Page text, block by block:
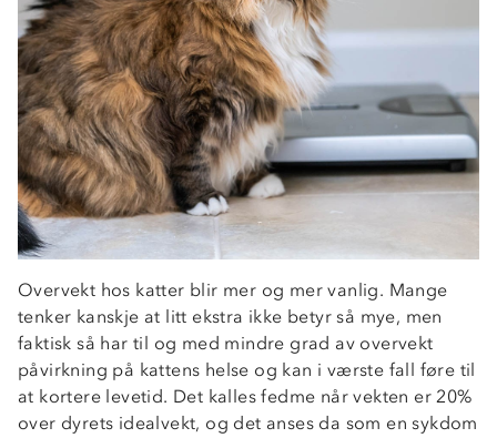
Overvekt hos katter blir mer og mer vanlig. Mange
tenker kanskje at litt ekstra ikke betyr så mye, men
faktisk så har til og med mindre grad av overvekt
påvirkning på kattens helse og kan i værste fall føre til
at kortere levetid. Det kalles fedme når vekten er 20%
over dyrets idealvekt, og det anses da som en sykdom